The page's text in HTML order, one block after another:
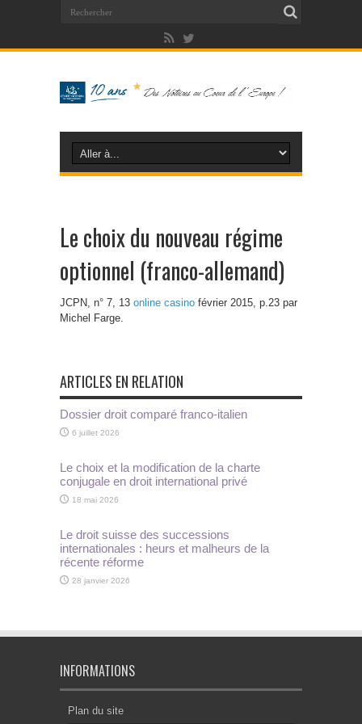
Le choix du nouveau régime
optionnel (franco-allemand)
JCPN, n° 7, 13 online casino février 2015, p.23 par
Michel Farge.
ARTICLES EN RELATION
Dossier droit comparé franco-italien
6 juillet 2026
Le choix et la modification de la charte
conjugale en droit international privé
18 mai 2026
Le droit suisse des successions
internationales : heurs et malheurs de la
récente réforme
28 janvier 2026
INFORMATIONS
Plan du site